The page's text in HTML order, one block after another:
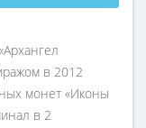
в 2012
монет «Иконы
в 2